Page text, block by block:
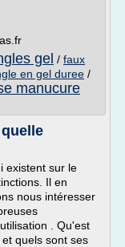
gel / faux
en gel duree /
manucure
existent sur le
Il en
nous intéresser
. Qu'est
quels sont ses